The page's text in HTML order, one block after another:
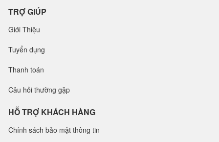
TRỢ GIÚP
Giới Thiệu
Tuyển dụng
Thanh toán
Câu hỏi thường gặp
HỖ TRỢ KHÁCH HÀNG
Chính sách bảo mật thông tin